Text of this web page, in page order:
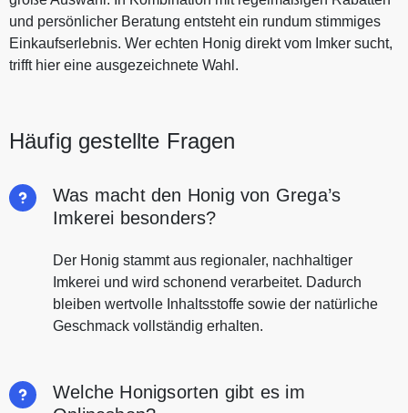
und persönlicher Beratung entsteht ein rundum stimmiges
Einkaufserlebnis. Wer echten Honig direkt vom Imker sucht,
trifft hier eine ausgezeichnete Wahl.
Häufig gestellte Fragen
Was macht den Honig von Grega’s
Imkerei besonders?
Der Honig stammt aus regionaler, nachhaltiger
Imkerei und wird schonend verarbeitet. Dadurch
bleiben wertvolle Inhaltsstoffe sowie der natürliche
Geschmack vollständig erhalten.
Welche Honigsorten gibt es im